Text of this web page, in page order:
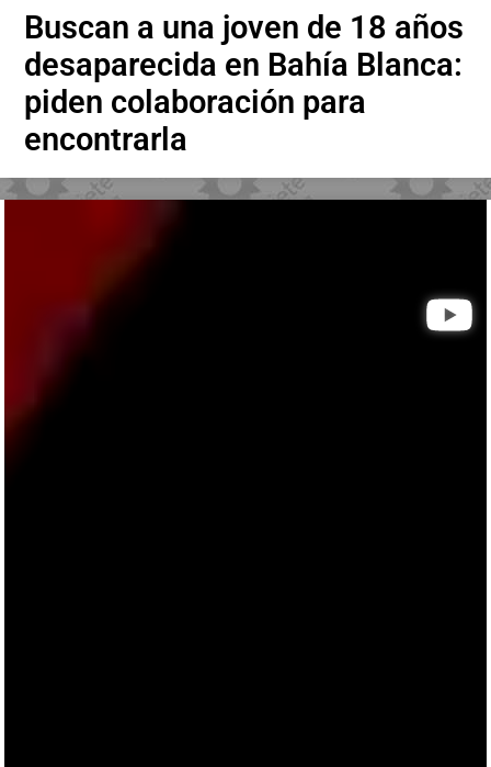
Buscan a una joven de 18 años
desaparecida en Bahía Blanca:
piden colaboración para
encontrarla